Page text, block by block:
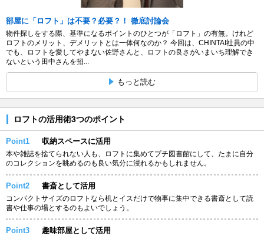
部屋に「ロフト」は不要？必要？！ 徹底討論会
物件探しをする際、基準になるポイントのひとつが「ロフト」の有無。けれど
ロフトのメリット、デメリットとは一体何なのか？ 今回は、CHINTAI社員の中
でも、ロフトを愛してやまない佐野さんと、ロフトの良さがいまいち理解でき
ないという田中さんを招...
もっと読む
ロフトの活用術3つのポイント
Point1 収納スペースに活用
本や雑誌を捨てられない人も、ロフトに集めてプチ図書館にして、たまに自分
のコレクションを眺めるのも良い気分に浸れるかもしれません。
Point2 書斎として活用
コンパクトサイズのロフトなら机とイスだけで物事に集中できる書斎として読
書や仕事の場とするのもよいでしょう。
Point3 趣味部屋として活用